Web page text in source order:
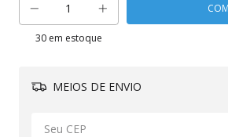
30em estoque
MEIOS DE ENVIO